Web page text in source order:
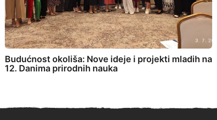
Budućnost okoliša: Nove ideje i projekti mladih na
12. Danima prirodnih nauka